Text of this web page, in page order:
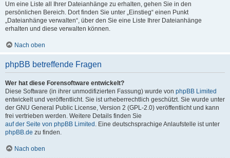
Um eine Liste all Ihrer Dateianhänge zu erhalten, gehen Sie in den
persönlichen Bereich. Dort finden Sie unter „Einstieg“ einen Punkt
„Dateianhänge verwalten“, über den Sie eine Liste Ihrer Dateianhänge
erhalten und diese verwalten können.
Nach oben
phpBB betreffende Fragen
Wer hat diese Forensoftware entwickelt?
Diese Software (in ihrer unmodifizierten Fassung) wurde von phpBB Limited
entwickelt und veröffentlicht. Sie ist urheberrechtlich geschützt. Sie wurde unter
der GNU General Public License, Version 2 (GPL-2.0) veröffentlicht und kann
frei vertrieben werden. Weitere Details finden Sie
auf der Seite von phpBB Limited . Eine deutschsprachige Anlaufstelle ist unter
phpBB.de zu finden.
Nach oben